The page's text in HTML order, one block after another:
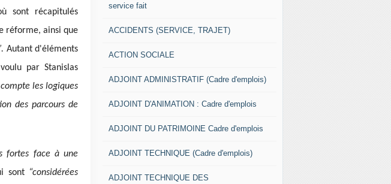
sont récapitulés
réforme, ainsi que
Autant d'éléments
par Stanislas
les logiques
des parcours de
fortes face à une
sont “considérées
service fait
ACCIDENTS (SERVICE, TRAJET)
ACTION SOCIALE
ADJOINT ADMINISTRATIF (Cadre d'emplois)
ADJOINT D'ANIMATION : Cadre d'emplois
ADJOINT DU PATRIMOINE Cadre d'emplois
ADJOINT TECHNIQUE (Cadre d'emplois)
ADJOINT TECHNIQUE DES